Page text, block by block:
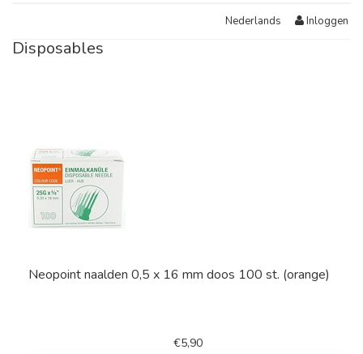
Nederlands Inloggen
Disposables
Neopoint naalden 0,5 x 16 mm doos 100 st. (orange)
€5,90